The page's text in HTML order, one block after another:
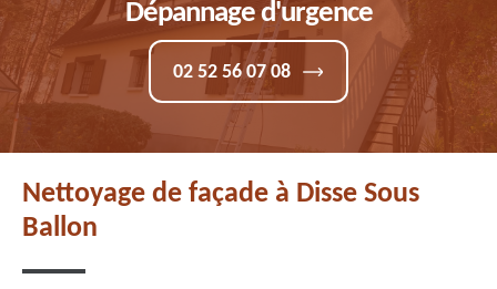
Dépannage d'urgence
02 52 56 07 08
Nettoyage de façade à Disse Sous
Ballon